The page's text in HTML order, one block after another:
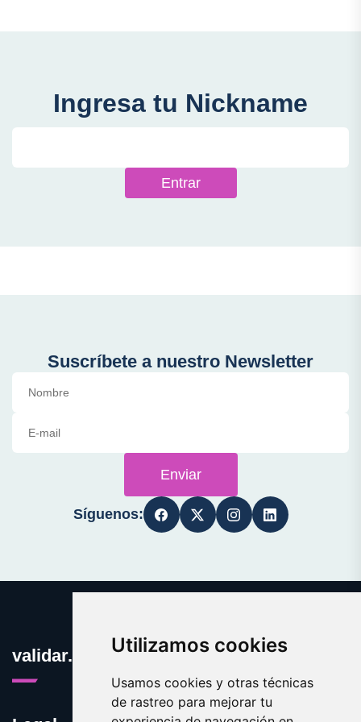
Utilizamos cookies
Usamos cookies y otras técnicas
de rastreo para mejorar tu
Ingresa tu Nickname
Entrar
Suscríbete a nuestro Newsletter
Enviar
Síguenos:
validar.es